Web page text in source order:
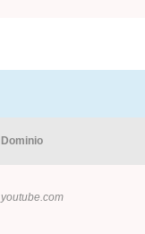
Dominio
youtube.com